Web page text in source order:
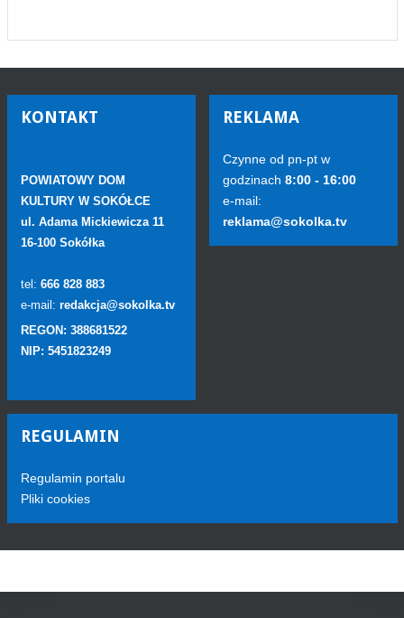
KONTAKT
POWIATOWY DOM
KULTURY W SOKÓŁCE
ul. Adama Mickiewicza 11
16-100 Sokółka
tel: 666 828 883
e-mail: redakcja@sokolka.tv
REGON: 388681522
NIP: 5451823249
REKLAMA
Czynne od pn-pt w
godzinach 8:00 - 16:00
e-mail:
reklama@sokolka.tv
REGULAMIN
Regulamin portalu
Pliki cookies